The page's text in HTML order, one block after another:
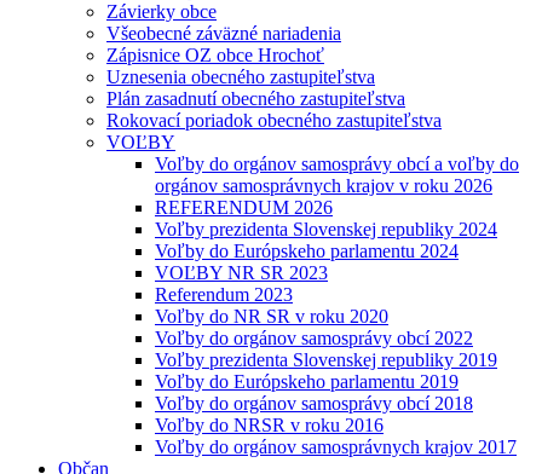
Závierky obce
Všeobecné záväzné nariadenia
Zápisnice OZ obce Hrochoť
Uznesenia obecného zastupiteľstva
Plán zasadnutí obecného zastupiteľstva
Rokovací poriadok obecného zastupiteľstva
VOĽBY
Voľby do orgánov samosprávy obcí a voľby do
orgánov samosprávnych krajov v roku 2026
REFERENDUM 2026
Voľby prezidenta Slovenskej republiky 2024
Voľby do Európskeho parlamentu 2024
VOĽBY NR SR 2023
Referendum 2023
Voľby do NR SR v roku 2020
Voľby do orgánov samosprávy obcí 2022
Voľby prezidenta Slovenskej republiky 2019
Voľby do Európskeho parlamentu 2019
Voľby do orgánov samosprávy obcí 2018
Voľby do NRSR v roku 2016
Voľby do orgánov samosprávnych krajov 2017
Občan